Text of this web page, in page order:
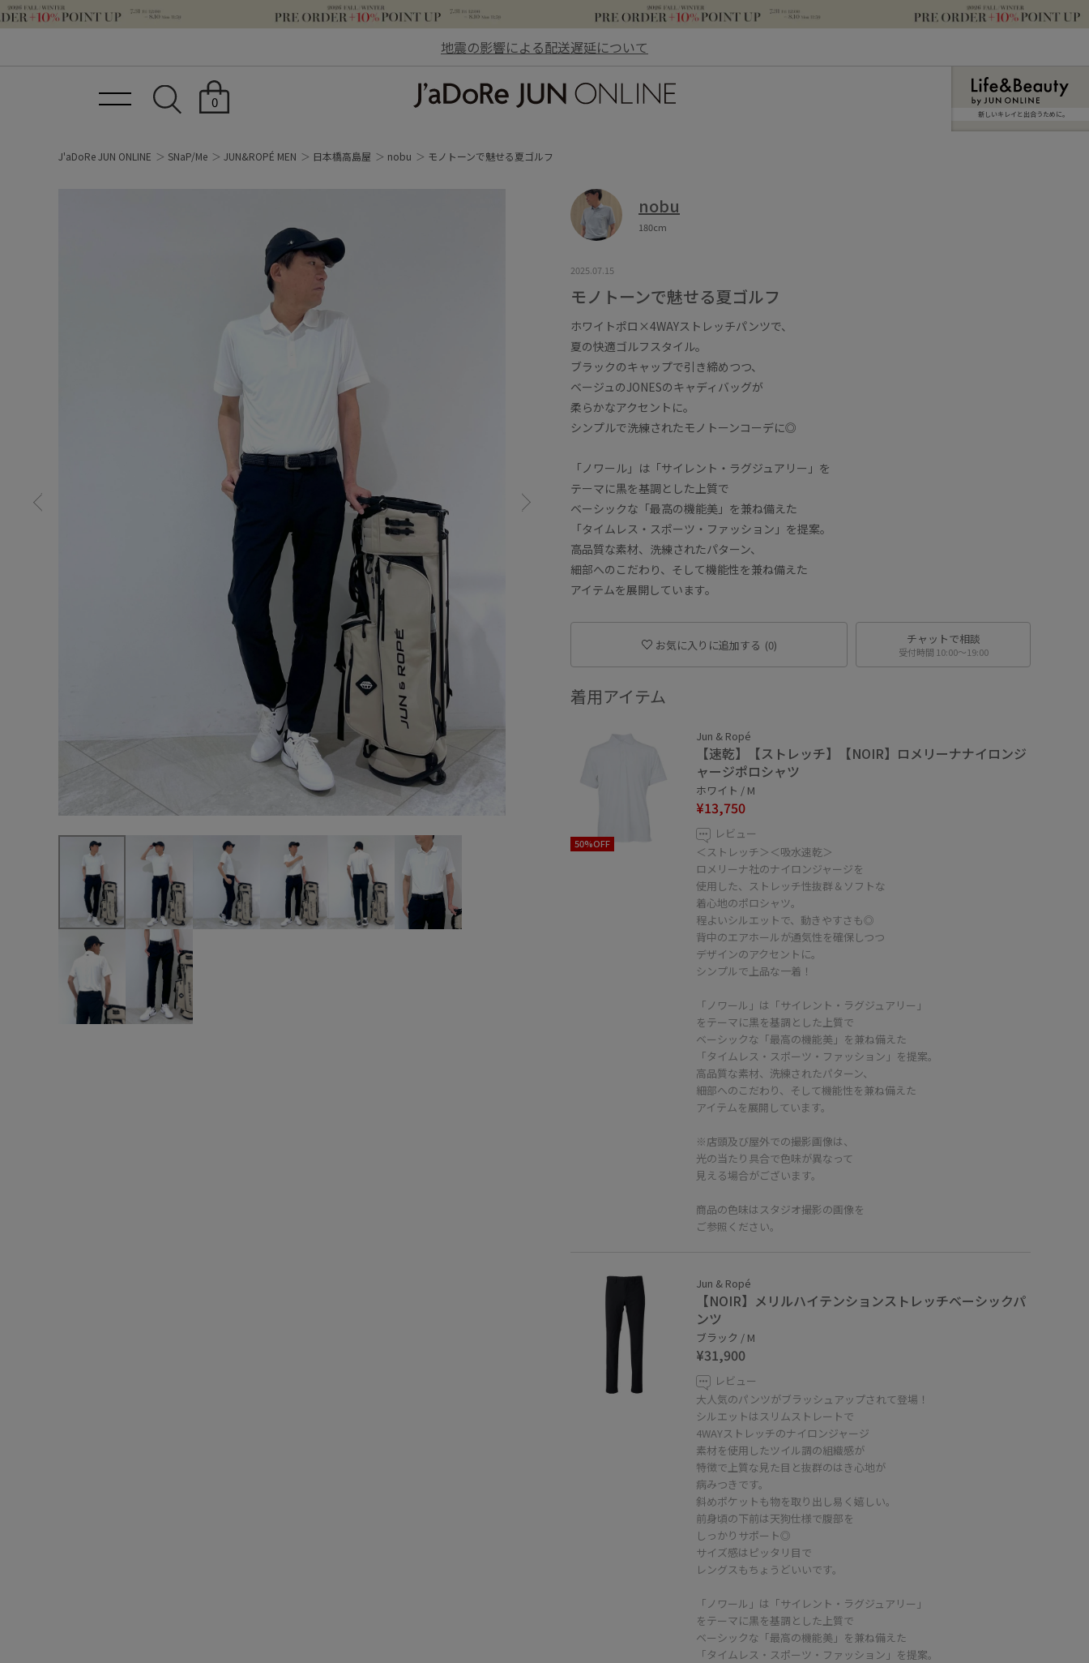
地震の影響による配送遅延について
0
新しいキレイと出合うために。
J'aDoRe JUN ONLINE SNaP/Me JUN&ROPÉ MEN 日本橋高島屋 nobu モノトーンで魅せる夏ゴルフ
nobu
180cm
2025.07.15
モノトーンで魅せる夏ゴルフ
ホワイトポロ×4WAYストレッチパンツで、
夏の快適ゴルフスタイル。
ブラックのキャップで引き締めつつ、
ベージュのJONESのキャディバッグが
柔らかなアクセントに。
シンプルで洗練されたモノトーンコーデに◎
「ノワール」は「サイレント・ラグジュアリー」を
テーマに黒を基調とした上質で
ベーシックな「最高の機能美」を兼ね備えた
「タイムレス・スポーツ・ファッション」を提案。
高品質な素材、洗練されたパターン、
細部へのこだわり、そして機能性を兼ね備えた
アイテムを展開しています。
お気に入りに追加する (0) チャットで相談
受付時間 10:00〜19:00
着用アイテム
50%OFF
Jun & Ropé
【速乾】【ストレッチ】【NOIR】ロメリーナナイロンジ
ャージポロシャツ
ホワイト / M
¥13,750
レビュー
＜ストレッチ＞＜吸水速乾＞
ロメリーナ社のナイロンジャージを
使用した、ストレッチ性抜群＆ソフトな
着心地のポロシャツ。
程よいシルエットで、動きやすさも◎
背中のエアホールが通気性を確保しつつ
デザインのアクセントに。
シンプルで上品な一着！
「ノワール」は「サイレント・ラグジュアリー」
をテーマに黒を基調とした上質で
ベーシックな「最高の機能美」を兼ね備えた
「タイムレス・スポーツ・ファッション」を提案。
高品質な素材、洗練されたパターン、
細部へのこだわり、そして機能性を兼ね備えた
アイテムを展開しています。
※店頭及び屋外での撮影画像は、
光の当たり具合で色味が異なって
見える場合がございます。
商品の色味はスタジオ撮影の画像を
ご参照ください。
Jun & Ropé
【NOIR】メリルハイテンションストレッチベーシックパ
ンツ
ブラック / M
¥31,900
レビュー
大人気のパンツがブラッシュアップされて登場！
シルエットはスリムストレートで
4WAYストレッチのナイロンジャージ
素材を使用したツイル調の組織感が
特徴で上質な見た目と抜群のはき心地が
病みつきです。
斜めポケットも物を取り出し易く嬉しい。
前身頃の下前は天狗仕様で腹部を
しっかりサポート◎
サイズ感はピッタリ目で
レングスもちょうどいいです。
「ノワール」は「サイレント・ラグジュアリー」
をテーマに黒を基調とした上質で
ベーシックな「最高の機能美」を兼ね備えた
「タイムレス・スポーツ・ファッション」を提案。